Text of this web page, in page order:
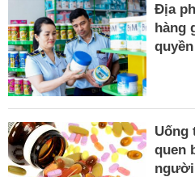
Địa
hàng
Uống
quen